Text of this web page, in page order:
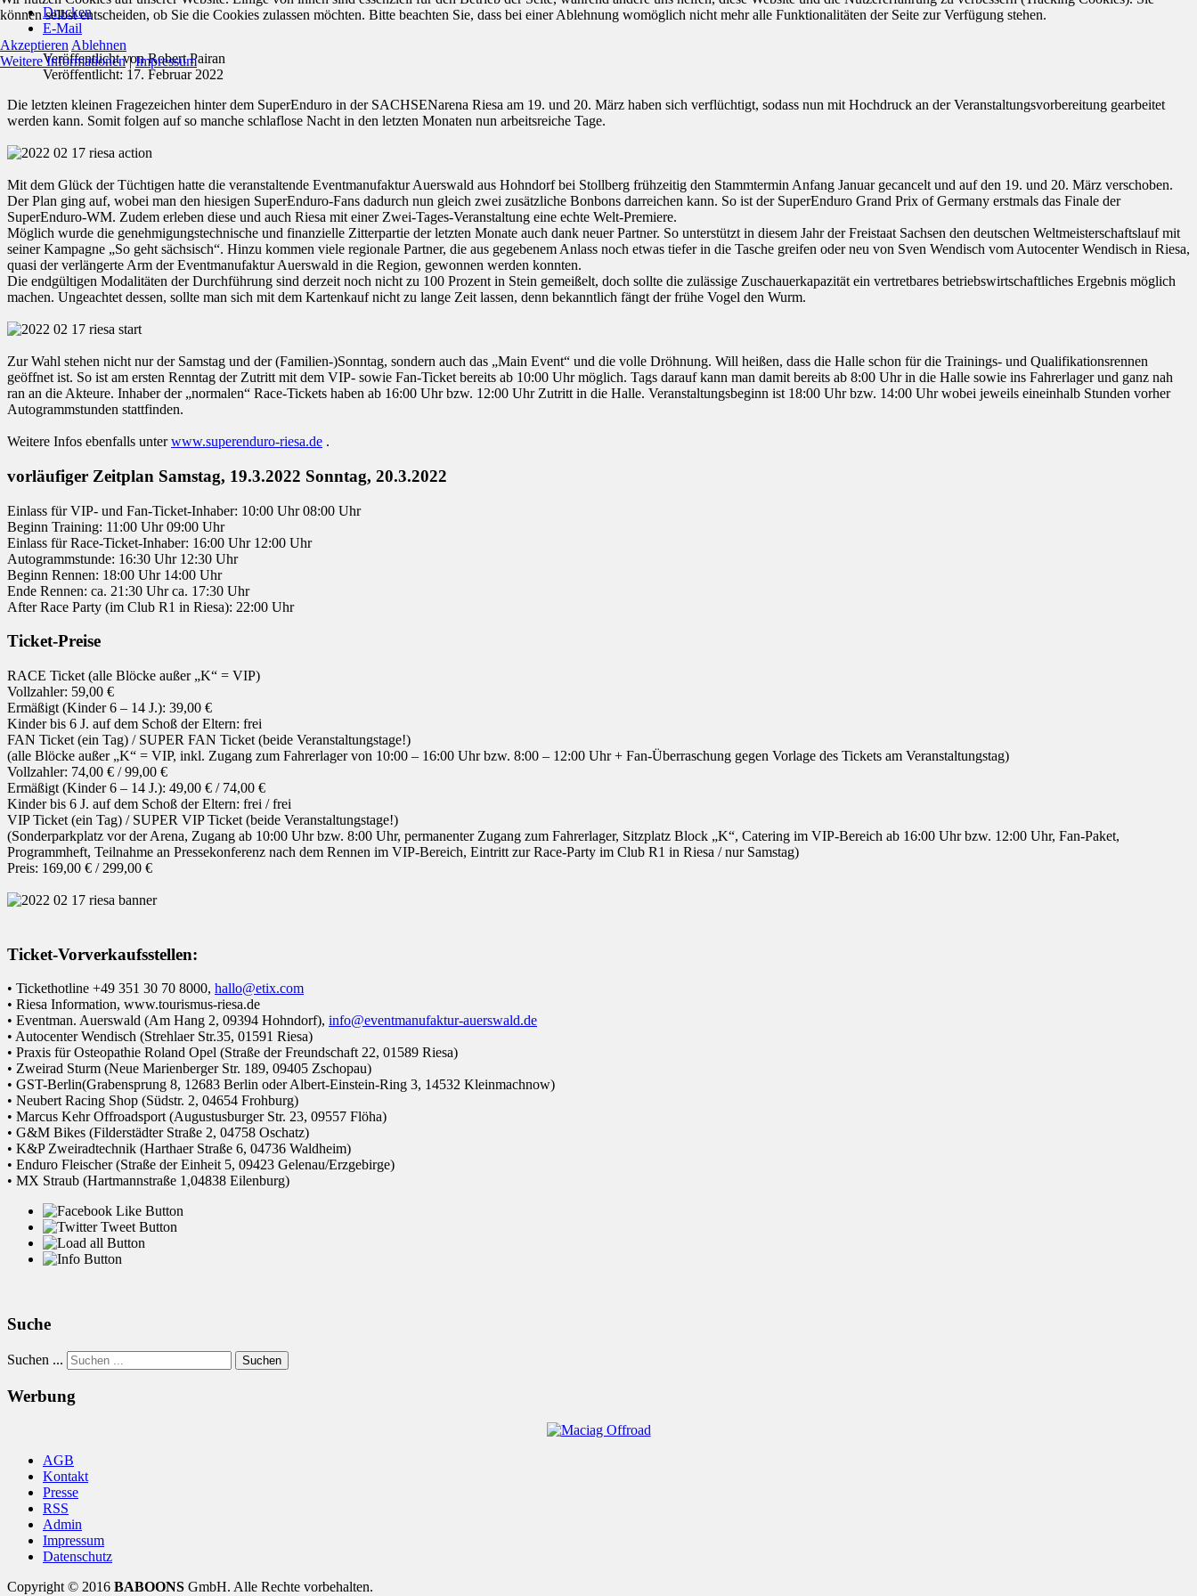
Drucken
E-Mail
Veröffentlicht vonRobert Pairan
Veröffentlicht: 17. Februar 2022
Die letzten kleinen Fragezeichen hinter dem SuperEnduro in der SACHSENarena Riesa am 19. und 20. März haben sich verflüchtigt, sodass nun mit Hochdruck an der Veranstaltungsvorbereitung gearbeitet
werden kann. Somit folgen auf so manche schlaflose Nacht in den letzten Monaten nun arbeitsreiche Tage.
Mit dem Glück der Tüchtigen hatte die veranstaltende Eventmanufaktur Auerswald aus Hohndorf bei Stollberg frühzeitig den Stammtermin Anfang Januar gecancelt und auf den 19. und 20. März verschoben.
Der Plan ging auf, wobei man den hiesigen SuperEnduro-Fans dadurch nun gleich zwei zusätzliche Bonbons darreichen kann. So ist der SuperEnduro Grand Prix of Germany erstmals das Finale der
SuperEnduro-WM. Zudem erleben diese und auch Riesa mit einer Zwei-Tages-Veranstaltung eine echte Welt-Premiere.
Möglich wurde die genehmigungstechnische und finanzielle Zitterpartie der letzten Monate auch dank neuer Partner. So unterstützt in diesem Jahr der Freistaat Sachsen den deutschen Weltmeisterschaftslauf mit
seiner Kampagne „So geht sächsisch“. Hinzu kommen viele regionale Partner, die aus gegebenem Anlass noch etwas tiefer in die Tasche greifen oder neu von Sven Wendisch vom Autocenter Wendisch in Riesa,
quasi der verlängerte Arm der Eventmanufaktur Auerswald in die Region, gewonnen werden konnten.
Die endgültigen Modalitäten der Durchführung sind derzeit noch nicht zu 100 Prozent in Stein gemeißelt, doch sollte die zulässige Zuschauerkapazität ein vertretbares betriebswirtschaftliches Ergebnis möglich
machen. Ungeachtet dessen, sollte man sich mit dem Kartenkauf nicht zu lange Zeit lassen, denn bekanntlich fängt der frühe Vogel den Wurm.
Zur Wahl stehen nicht nur der Samstag und der (Familien-)Sonntag, sondern auch das „Main Event“ und die volle Dröhnung. Will heißen, dass die Halle schon für die Trainings- und Qualifikationsrennen
geöffnet ist. So ist am ersten Renntag der Zutritt mit dem VIP- sowie Fan-Ticket bereits ab 10:00 Uhr möglich. Tags darauf kann man damit bereits ab 8:00 Uhr in die Halle sowie ins Fahrerlager und ganz nah
ran an die Akteure. Inhaber der „normalen“ Race-Tickets haben ab 16:00 Uhr bzw. 12:00 Uhr Zutritt in die Halle. Veranstaltungsbeginn ist 18:00 Uhr bzw. 14:00 Uhr wobei jeweils eineinhalb Stunden vorher
Autogrammstunden stattfinden.
Weitere Infos ebenfalls unterwww.superenduro-riesa.de .
vorläufiger Zeitplan Samstag, 19.3.2022 Sonntag, 20.3.2022
Einlass für VIP- und Fan-Ticket-Inhaber: 10:00 Uhr 08:00 Uhr
Beginn Training: 11:00 Uhr 09:00 Uhr
Einlass für Race-Ticket-Inhaber: 16:00 Uhr 12:00 Uhr
Autogrammstunde: 16:30 Uhr 12:30 Uhr
Beginn Rennen: 18:00 Uhr 14:00 Uhr
Ende Rennen: ca. 21:30 Uhr ca. 17:30 Uhr
After Race Party (im Club R1 in Riesa): 22:00 Uhr
Ticket-Preise
RACE Ticket (alle Blöcke außer „K“ = VIP)
Vollzahler: 59,00 €
Ermäßigt (Kinder 6 – 14 J.): 39,00 €
Kinder bis 6 J. auf dem Schoß der Eltern: frei
FAN Ticket (ein Tag) / SUPER FAN Ticket (beide Veranstaltungstage!)
(alle Blöcke außer „K“ = VIP, inkl. Zugang zum Fahrerlager von 10:00 – 16:00 Uhr bzw. 8:00 – 12:00 Uhr + Fan-Überraschung gegen Vorlage des Tickets am Veranstaltungstag)
Vollzahler: 74,00 € / 99,00 €
Ermäßigt (Kinder 6 – 14 J.): 49,00 € / 74,00 €
Kinder bis 6 J. auf dem Schoß der Eltern: frei / frei
VIP Ticket (ein Tag) / SUPER VIP Ticket (beide Veranstaltungstage!)
(Sonderparkplatz vor der Arena, Zugang ab 10:00 Uhr bzw. 8:00 Uhr, permanenter Zugang zum Fahrerlager, Sitzplatz Block „K“, Catering im VIP-Bereich ab 16:00 Uhr bzw. 12:00 Uhr, Fan-Paket,
Programmheft, Teilnahme an Pressekonferenz nach dem Rennen im VIP-Bereich, Eintritt zur Race-Party im Club R1 in Riesa / nur Samstag)
Preis: 169,00 € / 299,00 €
Ticket-Vorverkaufsstellen:
• Tickethotline +49 351 30 70 8000, hallo@etix.com
• Riesa Information, www.tourismus-riesa.de
• Eventman. Auerswald (Am Hang 2, 09394 Hohndorf), info@eventmanufaktur-auerswald.de
• Autocenter Wendisch (Strehlaer Str.35, 01591 Riesa)
• Praxis für Osteopathie Roland Opel (Straße der Freundschaft 22, 01589 Riesa)
• Zweirad Sturm (Neue Marienberger Str. 189, 09405 Zschopau)
• GST-Berlin(Grabensprung 8, 12683 Berlin oder Albert-Einstein-Ring 3, 14532 Kleinmachnow)
• Neubert Racing Shop (Südstr. 2, 04654 Frohburg)
• Marcus Kehr Offroadsport (Augustusburger Str. 23, 09557 Flöha)
• G&M Bikes (Filderstädter Straße 2, 04758 Oschatz)
• K&P Zweiradtechnik (Harthaer Straße 6, 04736 Waldheim)
• Enduro Fleischer (Straße der Einheit 5, 09423 Gelenau/Erzgebirge)
• MX Straub (Hartmannstraße 1,04838 Eilenburg)
Suche
Suchen ... Suchen
Werbung
AGB
Kontakt
Presse
RSS
Admin
Impressum
Datenschutz
Copyright © 2016 BABOONS GmbH. Alle Rechte vorbehalten.
können selbst entscheiden, ob Sie die Cookies zulassen möchten. Bitte beachten Sie, dass bei einer Ablehnung womöglich nicht mehr alle Funktionalitäten der Seite zur Verfügung stehen.
Akzeptieren Ablehnen
Weitere Informationen|Impressum